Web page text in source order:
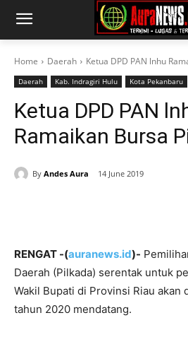
Home Daerah Ketua DPD PAN lnhu
Daerah Kab. Indragiri Hulu Kota Pekanbaru
Ketua DPD PAN
Ramaikan Bursa
By Andes Aura 14 June 2019
RENGAT -(auranews.id)-
Daerah (Pilkada) serentak untuk
Wakil Bupati di Provinsi Riau akan
tahun 2020 mendatang.